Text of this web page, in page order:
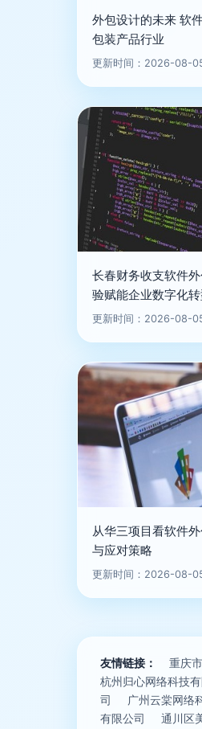
外包设计的未来 软
包装产品行业
更新时间：2026-08-
长春财务收支软件
验赋能企业数字化
更新时间：2026-08-
从华三项目看软件
与应对策略
更新时间：2026-08-
友情链接：
重庆
杭州归心网络科技
司
广州云棠网络
有限公司
通川区